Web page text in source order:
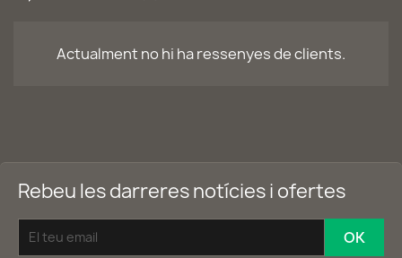
Actualment no hi ha ressenyes de clients.
Rebeu les darreres notícies i ofertes